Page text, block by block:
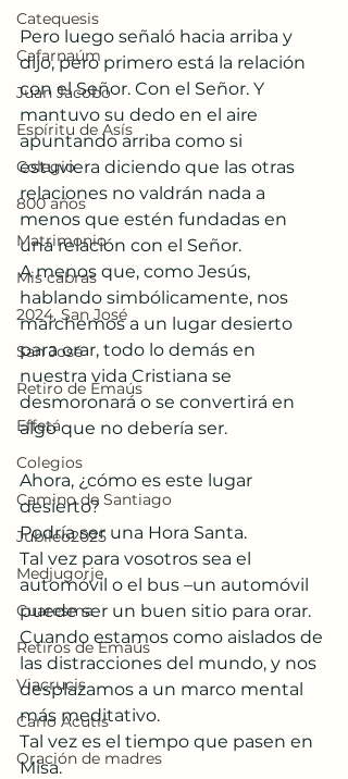
Catequesis
Cafarnaúm
Juan Jacobo
Espíritu de Asís
Colegio
800 años
Matrimonio
Mis cabras
2024, San José
San José
Retiro de Emaús
Effetá
Colegios
Camino de Santiago
Jubileo2025
Medjugorje
Cuaresma
Retiros de Emaús
Viacrucis
Carlo Acutis
Oración de madres
Pero luego señaló hacia arriba y
dijo, pero primero está la relación
con el Señor. Con el Señor. Y
mantuvo su dedo en el aire
apuntando arriba como si
estuviera diciendo que las otras
relaciones no valdrán nada a
menos que estén fundadas en
una relación con el Señor.
A menos que, como Jesús,
hablando simbólicamente, nos
marchemos a un lugar desierto
para orar, todo lo demás en
nuestra vida Cristiana se
desmoronará o se convertirá en
algo que no debería ser.
Ahora, ¿cómo es este lugar
desierto?
Podría ser una Hora Santa.
Tal vez para vosotros sea el
automóvil o el bus –un automóvil
puede ser un buen sitio para orar.
Cuando estamos como aislados de
las distracciones del mundo, y nos
desplazamos a un marco mental
más meditativo.
Tal vez es el tiempo que pasen en
Misa.